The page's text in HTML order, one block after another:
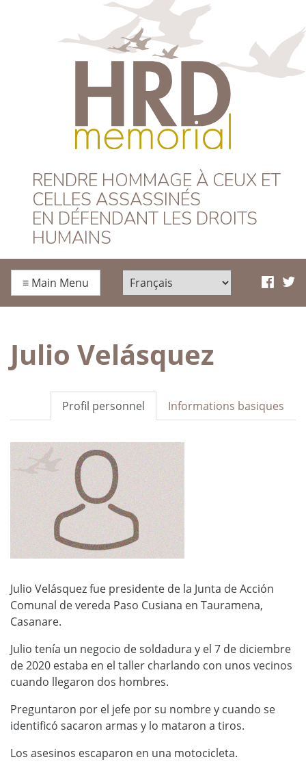
HRD Memorial –
Français
RENDRE HOMMAGE À CEUX ET
CELLES ASSASSINÉS
EN DÉFENDANT LES DROITS
HUMAINS
≡ Main Menu
Julio Velásquez
Informations basiques
Profil personnel
Julio Velásquez fue presidente de la Junta de Acción
Comunal de vereda Paso Cusiana en Tauramena,
Casanare.
Julio tenía un negocio de soldadura y el 7 de diciembre
de 2020 estaba en el taller charlando con unos vecinos
cuando llegaron dos hombres.
Preguntaron por el jefe por su nombre y cuando se
identificó sacaron armas y lo mataron a tiros.
Los asesinos escaparon en una motocicleta.